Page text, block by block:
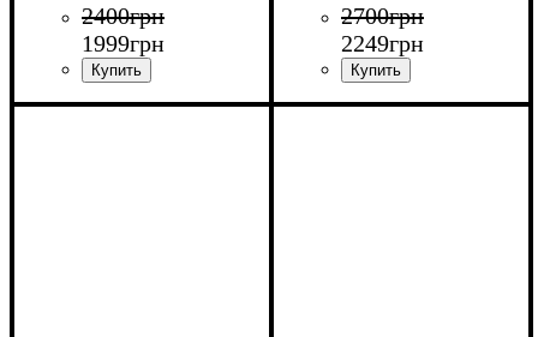
2400грн
1999грн
2700грн
2249грн